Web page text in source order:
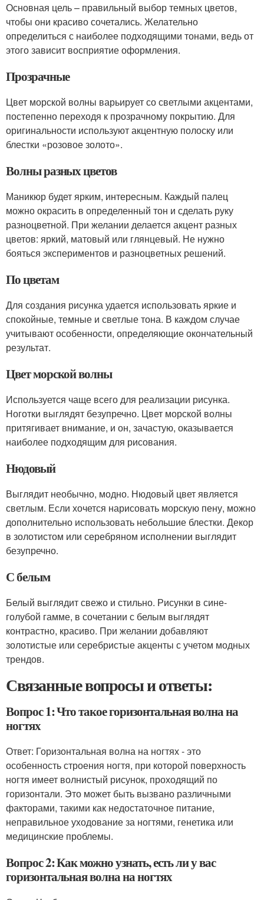
Основная цель – правильный выбор темных цветов,
чтобы они красиво сочетались. Желательно
определиться с наиболее подходящими тонами, ведь от
этого зависит восприятие оформления.
Прозрачные
Цвет морской волны варьирует со светлыми акцентами,
постепенно переходя к прозрачному покрытию. Для
оригинальности используют акцентную полоску или
блестки «розовое золото».
Волны разных цветов
Маникюр будет ярким, интересным. Каждый палец
можно окрасить в определенный тон и сделать руку
разноцветной. При желании делается акцент разных
цветов: яркий, матовый или глянцевый. Не нужно
бояться экспериментов и разноцветных решений.
По цветам
Для создания рисунка удается использовать яркие и
спокойные, темные и светлые тона. В каждом случае
учитывают особенности, определяющие окончательный
результат.
Цвет морской волны
Используется чаще всего для реализации рисунка.
Ноготки выглядят безупречно. Цвет морской волны
притягивает внимание, и он, зачастую, оказывается
наиболее подходящим для рисования.
Нюдовый
Выглядит необычно, модно. Нюдовый цвет является
светлым. Если хочется нарисовать морскую пену, можно
дополнительно использовать небольшие блестки. Декор
в золотистом или серебряном исполнении выглядит
безупречно.
С белым
Белый выглядит свежо и стильно. Рисунки в сине-
голубой гамме, в сочетании с белым выглядят
контрастно, красиво. При желании добавляют
золотистые или серебристые акценты с учетом модных
трендов.
Связанные вопросы и ответы:
Вопрос 1: Что такое горизонтальная волна на
ногтях
Ответ: Горизонтальная волна на ногтях - это
особенность строения ногтя, при которой поверхность
ногтя имеет волнистый рисунок, проходящий по
горизонтали. Это может быть вызвано различными
факторами, такими как недостаточное питание,
неправильное уходование за ногтями, генетика или
медицинские проблемы.
Вопрос 2: Как можно узнать, есть ли у вас
горизонтальная волна на ногтях